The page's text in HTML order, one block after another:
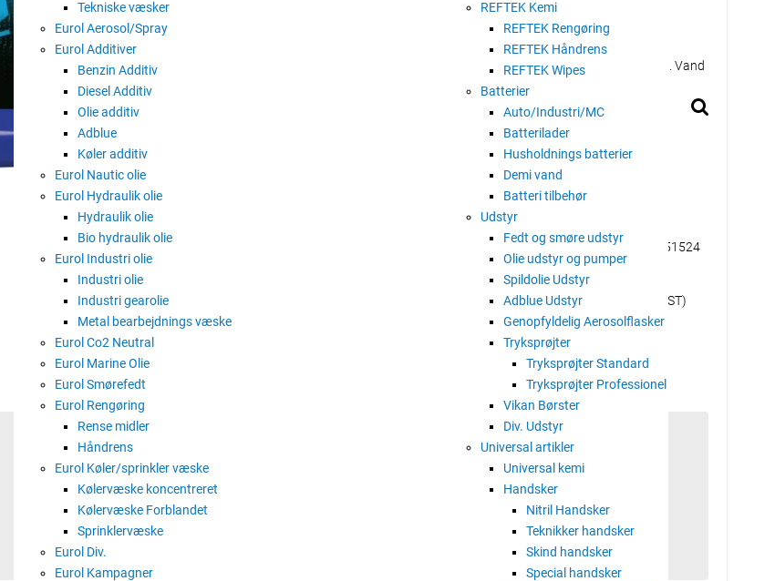
Tekniske væsker
Eurol Aerosol/Spray
Eurol Additiver
Benzin Additiv
Diesel Additiv
Olie additiv
Adblue
Køler additiv
Eurol Nautic olie
Eurol Hydraulik olie
Hydraulik olie
Bio hydraulik olie
Eurol Industri olie
Industri olie
Industri gearolie
Metal bearbejdnings væske
Eurol Co2 Neutral
Eurol Marine Olie
Eurol Smørefedt
Eurol Rengøring
Rense midler
Håndrens
Eurol Køler/sprinkler væske
Kølervæske koncentreret
Kølervæske Forblandet
Sprinklervæske
Eurol Div.
Eurol Kampagner
REFTEK Kemi
REFTEK Rengøring
REFTEK Håndrens
REFTEK Wipes
Batterier
Auto/Industri/MC
Batterilader
Husholdnings batterier
Demi vand
Batteri tilbehør
Udstyr
Fedt og smøre udstyr
Olie udstyr og pumper
Spildolie Udstyr
Adblue Udstyr
Genopfyldelig Aerosolflasker
Tryksprøjter
Tryksprøjter Standard
Tryksprøjter Professionel
Vikan Børster
Div. Udstyr
Universal artikler
Universal kemi
Handsker
Nitril Handsker
Teknikker handsker
Skind handsker
Special handsker
Eurol Compressor Oil 46 har et lavt flydepunkt, slidstyrkeegenskaber og en fremragende
oxidationsstabilitet, der tilbyder en pålidelig ydeevne for kompressoren under alle forhold. Vand
Eurol Compressor Oil 46 beskytter kompressoren mod korrosion. Desuden har den en høj
modstandsdygtighed over for skumdannelse og er sikker for tætningsmaterialer.
Eurol Compressor Oil 46 giver en ren ydelse, forhindrer kulstofaflejringer og viser lave
friktionsegenskaber. Dette produkt med en høj termisk stabilitet har en maksimal
Eurol kompressorolie 46 kan også bruges som en askefri hydraulikolie, der opfylder DIN 51524
Eurol Compressor Oil 46 giver fremragende resultater i både oxidationstest (Pneurop, TOST)
såvel som i slidprøver (4-ball, FZG) og kan anvendes til tunge forhold.
Eurol Compressor Olie 46 kan bruges i mobile og stationære kompressorer (centrifugal,